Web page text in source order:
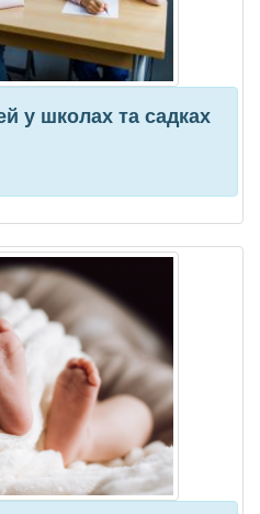
у школах та садках